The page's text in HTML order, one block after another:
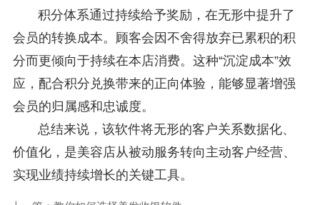
积分体系通过持续给予奖励，在无形中提升了
会员的转换成本。顾客会因不舍得放弃已累积的积
分而更倾向于持续在本店消费。这种“沉淀成本”效
应，配合积分兑换带来的正向体验，能够显著增强
会员的归属感和忠诚度。
总结来说，该软件将无形的客户关系数据化、
价值化，是美容店从被动服务转向主动客户经营、
实现业绩持续增长的关键工具。